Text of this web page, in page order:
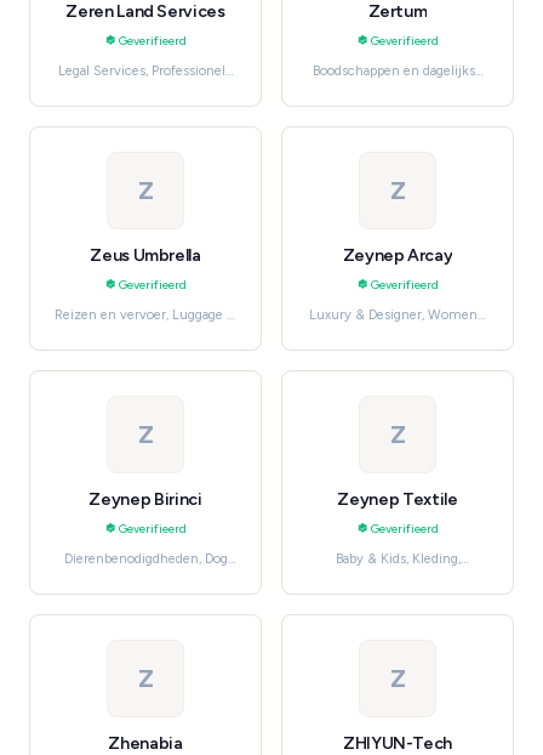
Zeren Land Services
Geverifieerd
Legal Services, Professionele
Zertum
Geverifieerd
Boodschappen en dagelijkse
Health Foods
Z
Zeus Umbrella
Geverifieerd
Reizen en vervoer, Luggage &
Z
Zeynep Arcay
Geverifieerd
Luxury & Designer, Women's
Z
Zeynep Birinci
Geverifieerd
Dierenbenodigdheden, Dog
Z
Zeynep Textile
Geverifieerd
Baby & Kids, Kleding,
Z
Zhenabia
Z
ZHIYUN-Tech